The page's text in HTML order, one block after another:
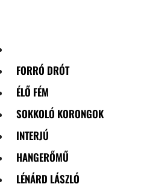
FORRÓ DRÓT
ÉLŐ FÉM
SOKKOLÓ KORONGOK
INTERJÚ
HANGERŐMŰ
LÉNÁRD LÁSZLÓ